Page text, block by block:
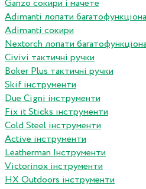
Ganzo сокири і мачете
Adimanti лопати
Adimanti сокири
Nextorch лопати
Сivivi тактичні ручки
Boker Plus тактичні ручки
Skif інструменти
Due Cigni інструменти
Fix it Sticks інструменти
Сold Steel інструменти
Active інструменти
Leatherman Інструменти
Victorinox інструменти
HX Outdoors інструменти